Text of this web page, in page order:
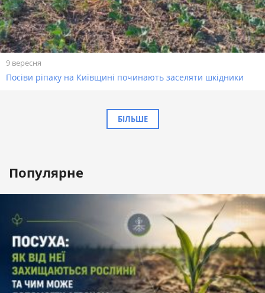
9 вересня
Посіви ріпаку на Київщині починають заселяти шкідники
БІЛЬШЕ
Популярне